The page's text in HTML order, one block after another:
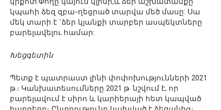
կպահի ձեզ զբա-ղեցրած տարվա մեծ մասը: Սա
մեկ տարի է `ձեր կյանքի տարբեր ասպեկտները
բարելավելու համար:
Խեցգետին
Պետք է պատրաստ լինի փոփոխությունների 2021
թ.։ Կանխատեսումները 2021 թ. նշվում է, որ
բարելավում է սիրո և կարիերայի հետ կապված